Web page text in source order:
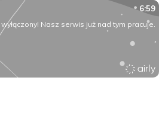
6:59
wyłączony! Nasz serwis już nad tym pracuje.